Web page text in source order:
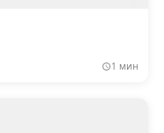
1 мин